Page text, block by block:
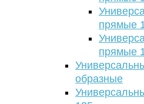
прямые
прямые
образные